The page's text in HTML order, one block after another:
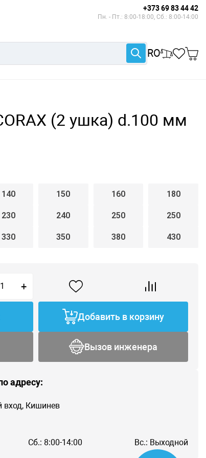
+373 69 83 44 42
Пн. - Пт.: 8:00-18:00, Сб.: 8:00-14:00
RO
(2 ушка) d.100 мм
140 150 160 180
230 240 250 250
330 350 380 430
+
Добавить в корзину
Вызов инженера
адресу:
вход, Кишинев
Сб.: 8:00-14:00 Вс.: Выходной